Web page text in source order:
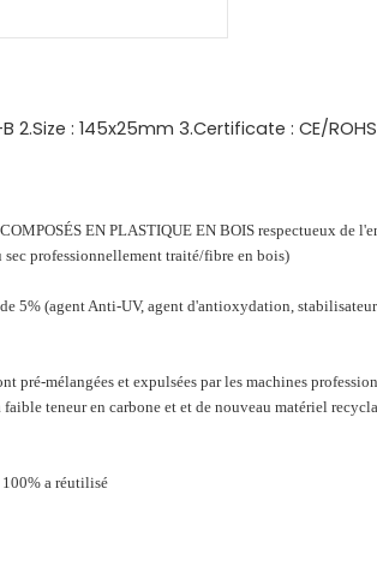
2.Size : 145x25mm 3.Certificate : CE/
EN PLASTIQUE EN BOIS respectueux de
sec professionnellement traité/fibre en bois)
5% (agent Anti-UV, agent d'antioxydation,
pré-mélangées et expulsées par les machines
teneur en carbone et et de nouveau matériel
a réutilisé